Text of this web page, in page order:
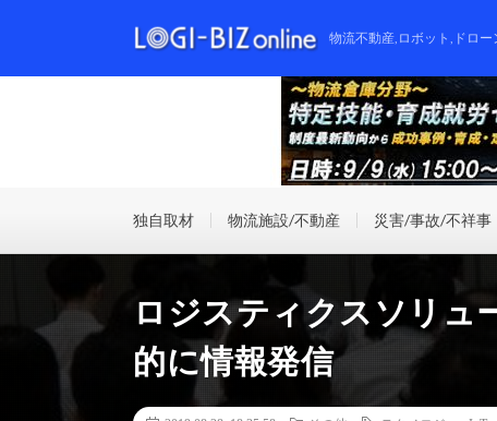
物流不動産,ロボット,ドロ
独自取材 物流施設/不動産 災害/事故/不祥事
ロジスティクスソリュ
的に情報発信